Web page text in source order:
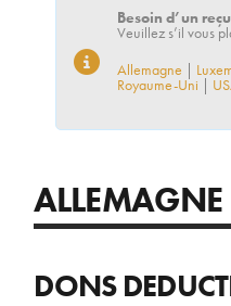
JOUEURS
JOUEURS CHAMP’SEED
DONATEURS
DEVENIR DONATEUR
PROGRAMME DES
Besoin d’un
Veuillez s’il vous
Allemagne |
Royaume-Uni |
ALLEMAGNE
DONS